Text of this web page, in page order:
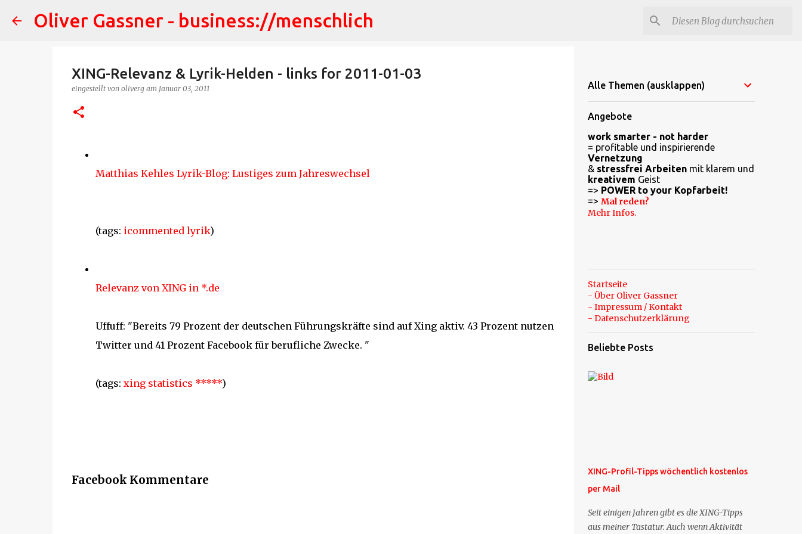
Direkt zum Hauptbereich
Oliver Gassner - business://menschlich
XING-Relevanz & Lyrik-Helden - links for 2011-01-03
eingestellt von oliverg am Januar 03, 2011
Matthias Kehles Lyrik-Blog: Lustiges zum Jahreswechsel
(tags: icommented lyrik)
Relevanz von XING in *.de
Uffuff: "Bereits 79 Prozent der deutschen Führungskräfte sind auf Xing aktiv. 43 Prozent nutzen
Twitter und 41 Prozent Facebook für berufliche Zwecke. "
(tags: xing statistics *****)
Facebook Kommentare
Alle Themen (ausklappen)
Angebote
work smarter - not harder
= profitable und inspirierende
Vernetzung
& stressfrei Arbeitenmit klarem und
kreativem Geist
=> POWER to your Kopfarbeit!
=> Mal reden?
Mehr Infos.
Startseite
- Über Oliver Gassner
- Impressum / Kontakt
- Datenschutzerklärung
Beliebte Posts
XING-Profil-Tipps wöchentlich kostenlos
per Mail
Seit einigen Jahren gibt es die XING-Tipps
aus meiner Tastatur. Auch wenn Aktivität